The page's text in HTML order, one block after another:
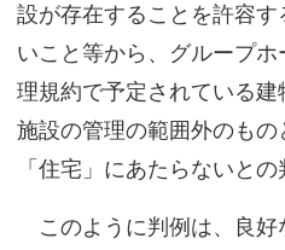
設が存在することを許容
いこと等から、グループ
理規約で予定されている
施設の管理の範囲外のもの
「住宅」にあたらないとの
このように判例は、良好